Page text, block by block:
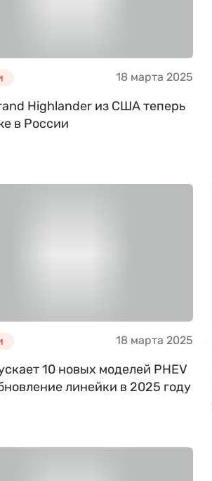
18 марта 2025
Highlander из США теперь
в России
18 марта 2025
10 новых моделей PHEV
линейки в 2025 году